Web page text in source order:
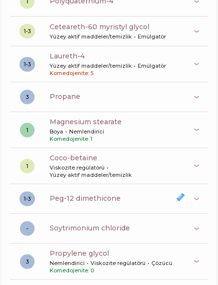
1
1-3 ceteareth-60 myristyl glycol
Yüzey aktif maddeler/temizlik Emülgatör
1-3
laureth-4
Yüzey aktif maddeler/temizlik
Emülgatör
Komedojenite: 5
3 propane
1
magnesium stearate
Boya
Nemlendirici
Komedojenite: 1
1
coco-betaine
Viskozite regülatörü
Yüzey aktif maddeler/temizlik
1-3 peg-12 dimethicone
- soytrimonium chloride
3
propylene glycol
Nemlendirici Viskozite regülatörü
Çözücü
Komedojenite: 0